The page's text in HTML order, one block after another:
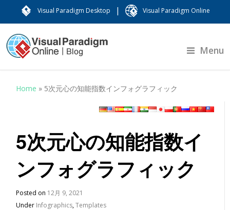
Visual Paradigm Desktop | Visual Paradigm Online
Menu
Home » 5次元心の知能指数インフォグラフィック
5次元心の知能指数イ
ンフォグラフィック
Posted on 12月 9, 2021
Under Infographics,Templates